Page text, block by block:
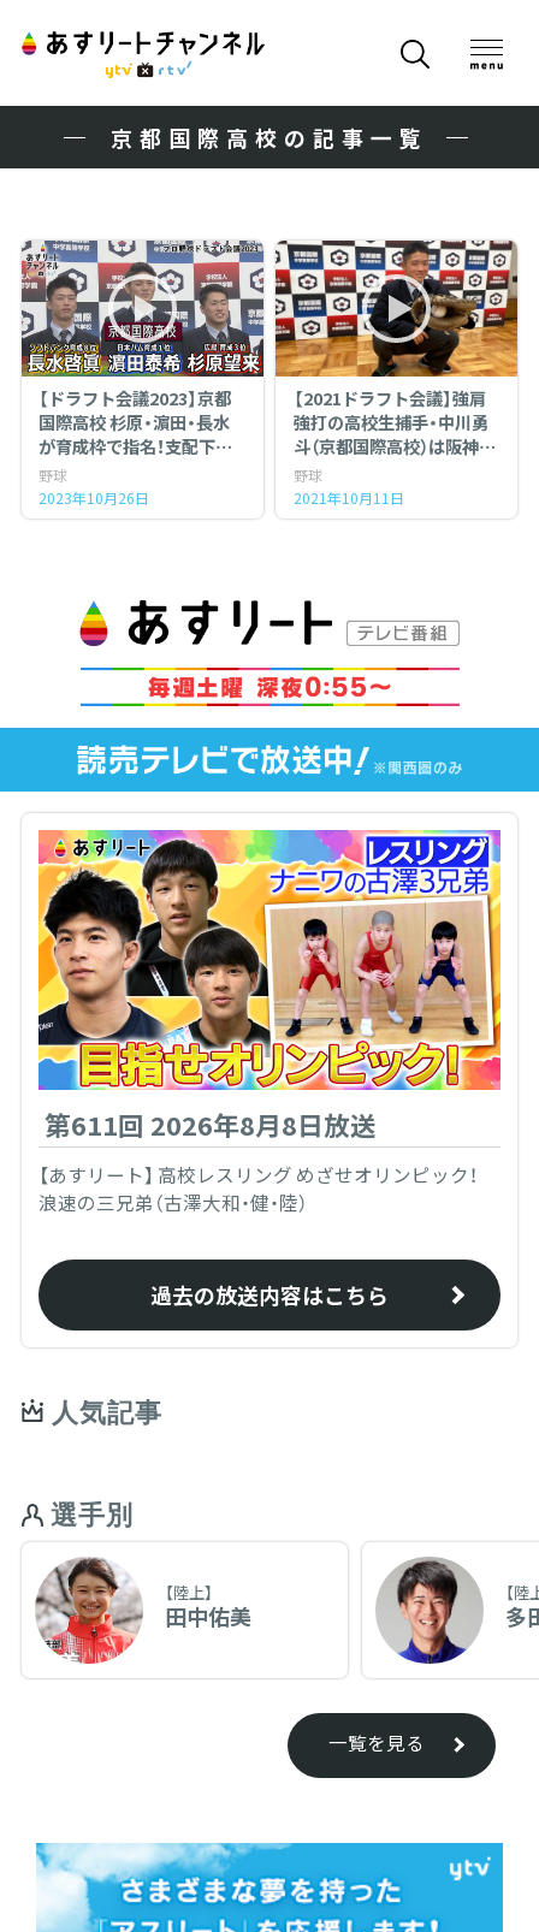
京都国際高校の記事一覧
【ドラフト会議2023】京都
国際高校 杉原・濵田・長水
が育成枠で指名！支配下登
録を目指して最初の一歩！
野球
2023年10月26日
【2021ドラフト会議】強肩
強打の高校生捕手・中川勇
斗（京都国際高校）は阪神が
7位で交渉権獲得
野球
2021年10月11日
第611回 2026年8月8日放送
【あすリート】 高校レスリング めざせオリンピック！
浪速の三兄弟（古澤大和・健・陸）
過去の放送内容はこちら
人気記事
選手別
【陸上】
田中佑美
【陸
多
一覧を見る